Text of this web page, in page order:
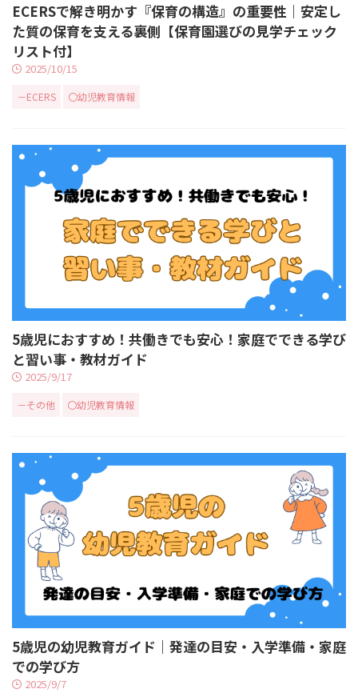
ECERSで解き明かす『保育の構造』の重要性｜安定し
た質の保育を支える裏側【保育園選びの見学チェック
リスト付】
2025/10/15
－ECERS 〇幼児教育情報
5歳児におすすめ！共働きでも安心！家庭でできる学び
と習い事・教材ガイド
2025/9/17
－その他 〇幼児教育情報
5歳児の幼児教育ガイド｜発達の目安・入学準備・家庭
での学び方
2025/9/7